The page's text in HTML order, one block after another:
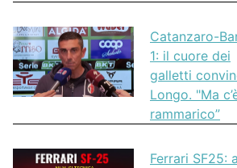
Catanzaro-
1: il cuore dei
galletti
Longo. "Ma
rammarico”
Ferrari SF25: